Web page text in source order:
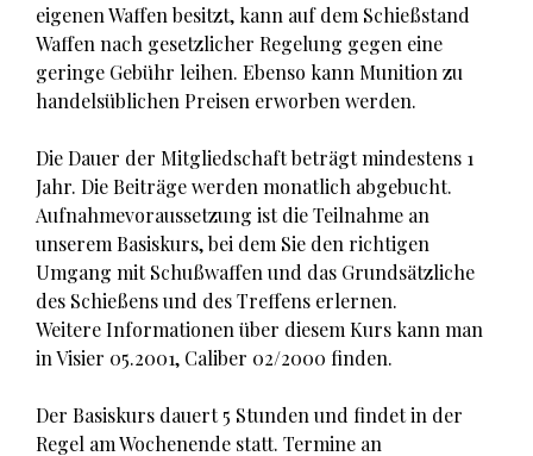
eigenen Waffen besitzt, kann auf dem Schießstand
Waffen nach gesetzlicher Regelung gegen eine
geringe Gebühr leihen. Ebenso kann Munition zu
handelsüblichen Preisen erworben werden.
Die Dauer der Mitgliedschaft beträgt mindestens 1
Jahr. Die Beiträge werden monatlich abgebucht.
Aufnahmevoraussetzung ist die Teilnahme an
unserem Basiskurs, bei dem Sie den richtigen
Umgang mit Schußwaffen und das Grundsätzliche
des Schießens und des Treffens erlernen.
Weitere Informationen über diesem Kurs kann man
in Visier 05.2001, Caliber 02/2000 finden.
Der Basiskurs dauert 5 Stunden und findet in der
Regel am Wochenende statt. Termine an